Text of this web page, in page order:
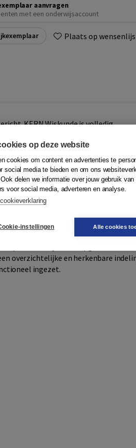
aanvragen
met een onderwijsaccount
Plaats op
KERN Wiskunde is volledig
zijn afgestemd op de
structuur geeft leerlingen
Alle opdrachten hebben een
en biedt
kgt en -t/havo werken met
in boekvorm leverbaar. Bij KERN
en gerandomiseerde opdrachten,
leerlijn die is opgebouwd
overzichtelijke en herkenbare
ingezet.
op deze website
cookies om content en advertenties te
social media te bieden en om ons
delen we informatie over jouw gebruik
voor social media, adverteren en analyse.
instellingen Alle cookies